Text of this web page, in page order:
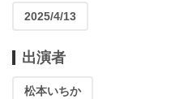
2025/4/13
出演者
松本いちか